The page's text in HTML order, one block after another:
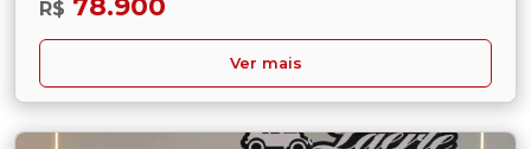
R$ 78.900
Ver mais